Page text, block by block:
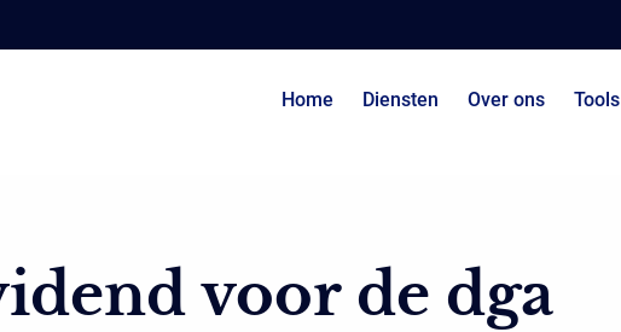
Home Diensten Over ons Tools
voor de dga